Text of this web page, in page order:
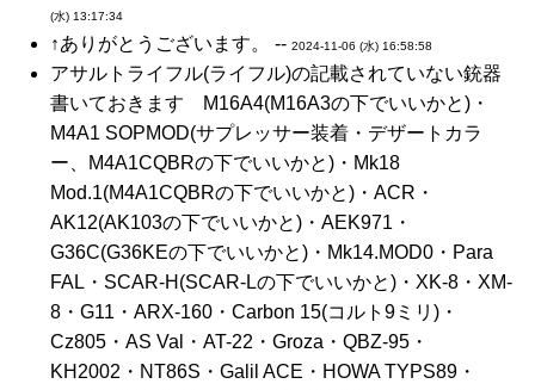
(水) 13:17:34
↑ありがとうございます。 -- 2024-11-06 (水) 16:58:58
アサルトライフル(ライフル)の記載されていない銃器
書いておきます M16A4(M16A3の下でいいかと)・
M4A1 SOPMOD(サプレッサー装着・デザートカラ
ー、M4A1CQBRの下でいいかと)・Mk18
Mod.1(M4A1CQBRの下でいいかと)・ACR・
AK12(AK103の下でいいかと)・AEK971・
G36C(G36KEの下でいいかと)・Mk14.MOD0・Para
FAL・SCAR-H(SCAR-Lの下でいいかと)・XK-8・XM-
8・G11・ARX-160・Carbon 15(コルト9ミリ)・
Cz805・AS Val・AT-22・Groza・QBZ-95・
KH2002・NT86S・Galil ACE・HOWA TYPS89・